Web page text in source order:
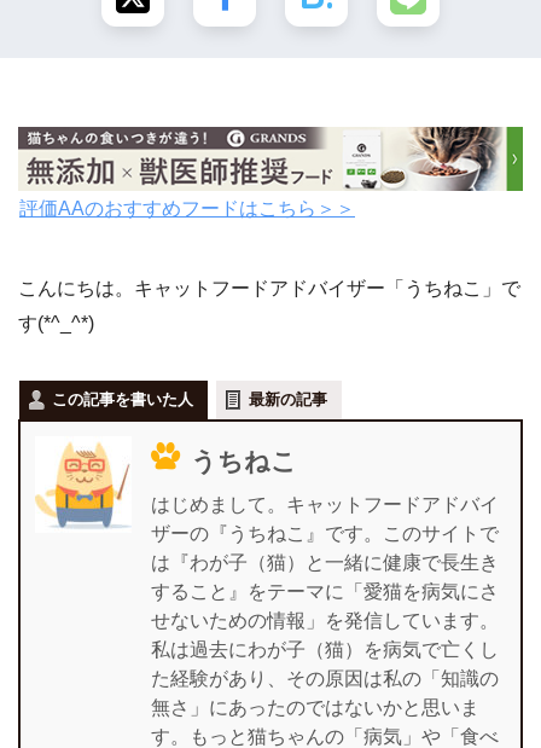
評価AAのおすすめフードはこちら＞＞
こんにちは。キャットフードアドバイザー「うちねこ」で
す(*^_^*)
この記事を書いた人 最新の記事
うちねこ
はじめまして。キャットフードアドバイ
ザーの『うちねこ』です。このサイトで
は『わが子（猫）と一緒に健康で長生き
すること』をテーマに「愛猫を病気にさ
せないための情報」を発信しています。
私は過去にわが子（猫）を病気で亡くし
た経験があり、その原因は私の「知識の
無さ」にあったのではないかと思いま
す。もっと猫ちゃんの「病気」や「食べ